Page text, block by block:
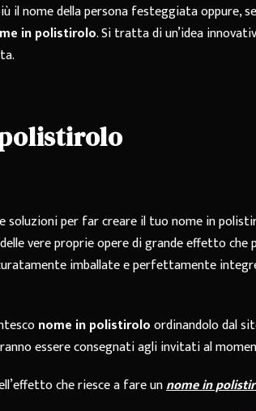
il nome della persona festeggiata oppure,
in polistirolo. Si tratta di un’idea
per far creare il tuo nome in
vere proprie opere di grande effetto che
imballate e perfettamente
nome in polistiroloordinandolo dal
essere consegnati agli invitati al
che riesce a fare unnome in